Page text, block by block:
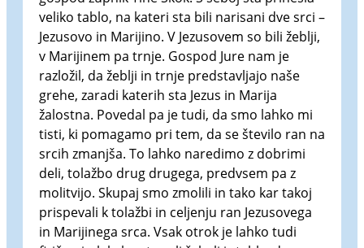
veliko tablo, na kateri sta bili narisani dve srci –
Jezusovo in Marijino. V Jezusovem so bili žeblji,
v Marijinem pa trnje. Gospod Jure nam je
razložil, da žeblji in trnje predstavljajo naše
grehe, zaradi katerih sta Jezus in Marija
žalostna. Povedal pa je tudi, da smo lahko mi
tisti, ki pomagamo pri tem, da se število ran na
srcih zmanjša. To lahko naredimo z dobrimi
deli, tolažbo drug drugega, predvsem pa z
molitvijo. Skupaj smo zmolili in tako kar takoj
prispevali k tolažbi in celjenju ran Jezusovega
in Marijinega srca. Vsak otrok je lahko tudi